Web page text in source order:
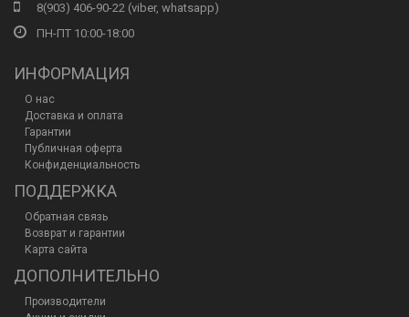
8(903) 406-90-22 (viber, whatsapp)
ПН-ПТ 10:00-18:00
ИНФОРМАЦИЯ
О нас
Доставка и оплата
Гарантии
Публичная оферта
Конфиденциальность
ПОДДЕРЖКА
Обратная связь
Возврат и гарантии
Карта сайта
ДОПОЛНИТЕЛЬНО
Производители